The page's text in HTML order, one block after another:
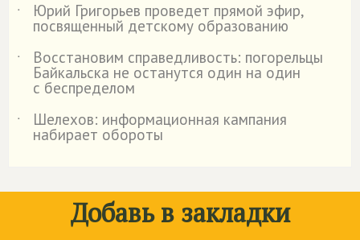
˙
Юрий Григорьев проведет прямой эфир,
посвященный детскому образованию
˙
Восстановим справедливость: погорельцы
Байкальска не останутся один на один
с беспределом
˙
Шелехов: информационная кампания
набирает обороты
Добавь в закладки